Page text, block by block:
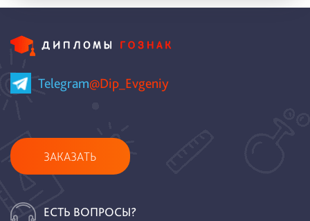
Telegram@Dip_Evgeniy
ЗАКАЗАТЬ
ЕСТЬ ВОПРОСЫ?